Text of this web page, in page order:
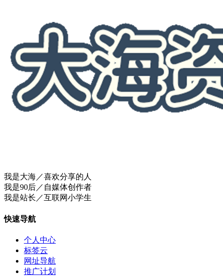
我是大海／喜欢分享的人
我是90后／自媒体创作者
我是站长／互联网小学生
快速导航
个人中心
标签云
网址导航
推广计划